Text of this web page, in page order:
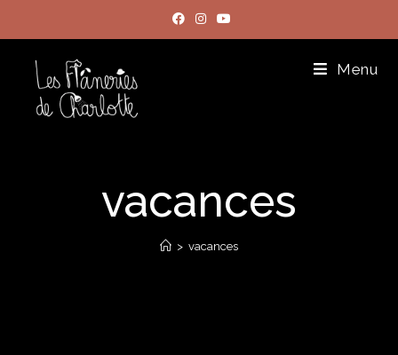
Menu
vacances
> vacances